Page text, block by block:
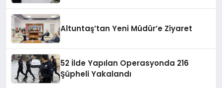
Altuntaş’tan Yeni Müdür’e Ziyaret
52 İlde Yapılan Operasyonda 216
Şüpheli Yakalandı